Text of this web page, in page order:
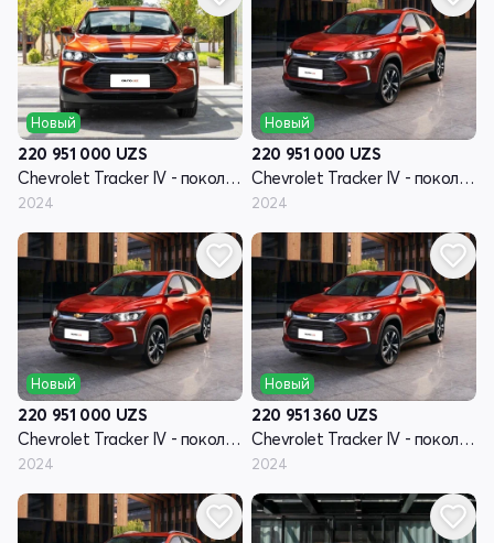
Новый
220 951 000 UZS
Chevrolet Tracker IV - поколение
2024
Новый
220 951 000 UZS
Chevrolet Tracker IV - поколение
2024
Новый
220 951 000 UZS
Chevrolet Tracker IV - поколение
2024
Новый
220 951 360 UZS
Chevrolet Tracker IV - поколение
2024